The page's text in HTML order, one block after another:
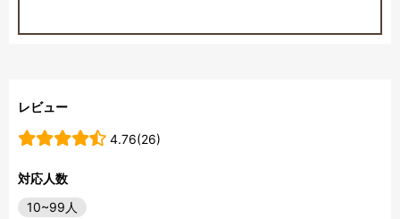
レビュー
4.76(26)
対応人数
10~99人